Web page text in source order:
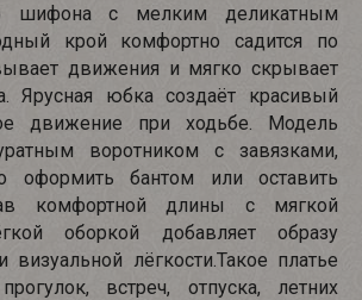
шифона с мелким деликатным
крой комфортно садится по
движения и мягко скрывает
Ярусная юбка создаёт красивый
движение при ходьбе. Модель
воротником с завязками,
оформить бантом или оставить
комфортной длины с мягкой
оборкой добавляет образу
визуальной лёгкости.Такое платье
встреч, отпуска, летних